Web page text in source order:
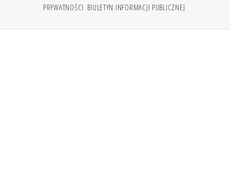
PRYWATNOŚCI BIULETYN INFORMACJI PUBLICZNEJ